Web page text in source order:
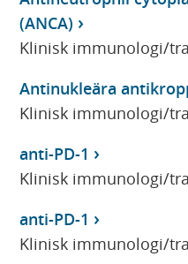
(ANCA)
Klinisk immunologi/
Antinukleära
Klinisk immunologi/
anti-PD-1
Klinisk immunologi/
anti-PD-1
Klinisk immunologi/